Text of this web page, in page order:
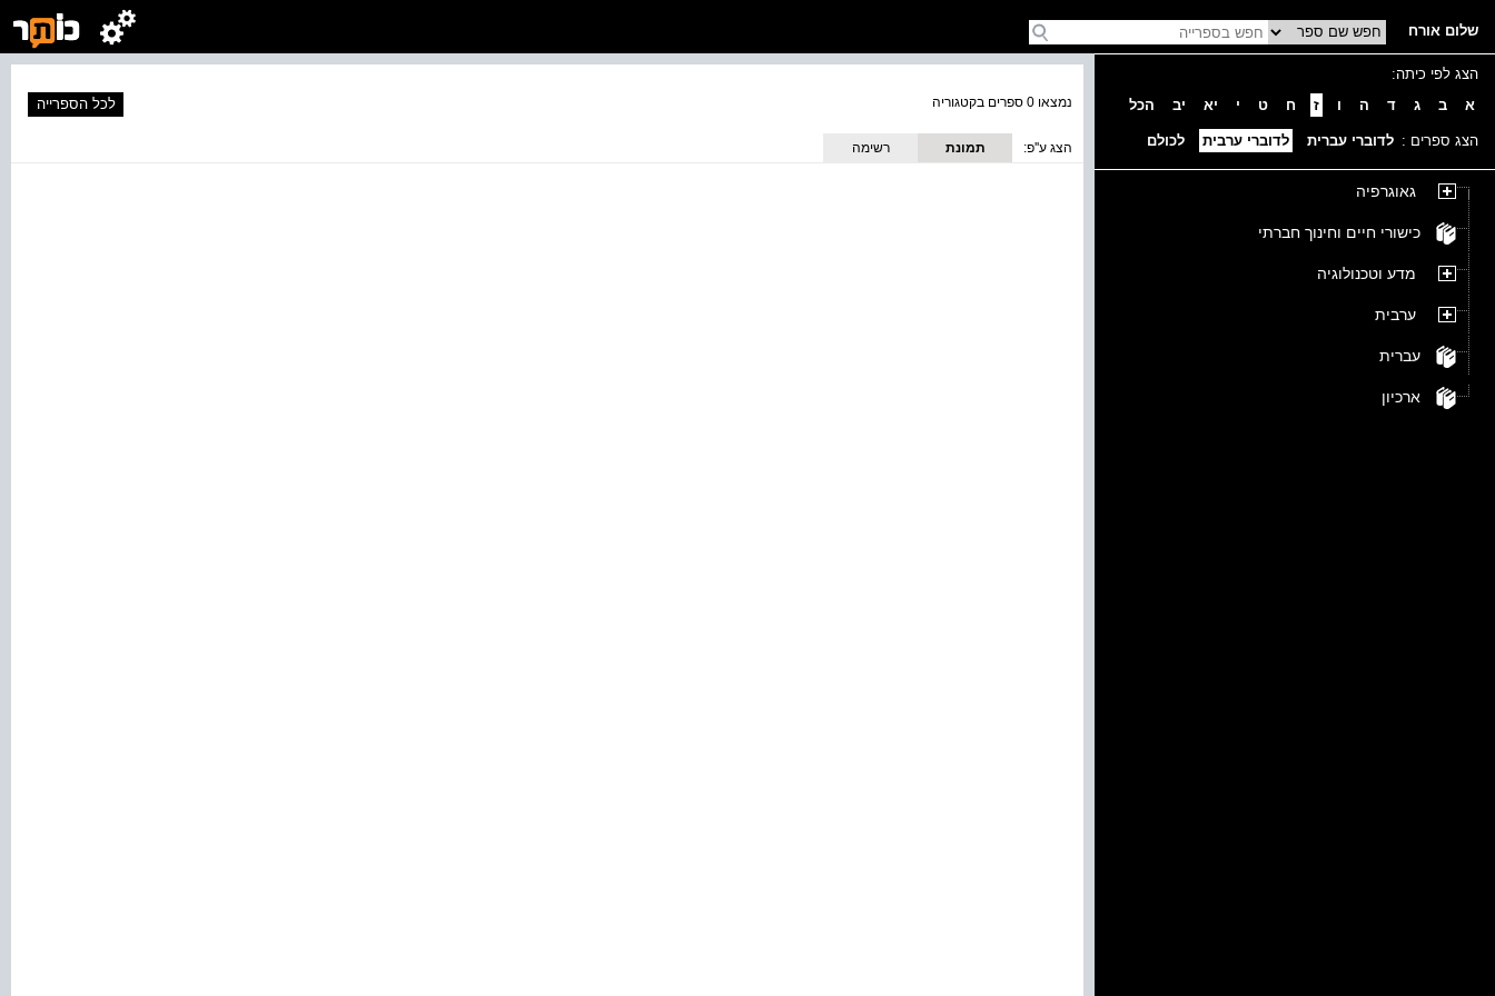
שלום אורח
הצג לפי כיתה:
א
ב ג ד ה ו ז ח ט י יא יב הכל
הצג ספרים : לדוברי עברית לדוברי ערבית לכולם
גאוגרפיה
כישורי חיים וחינוך חברתי
מדע וטכנולוגיה
ערבית
עברית
ארכיון
נמצאו 0 ספרים בקטגוריה לכל הספרייה
הצג ע''פ:
תמונת
רשימה